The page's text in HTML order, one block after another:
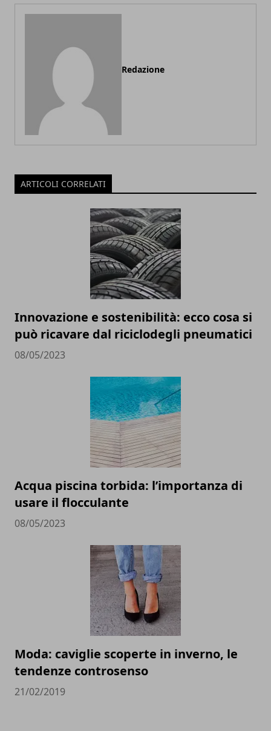
Redazione
ARTICOLI CORRELATI
Innovazione e sostenibilità: ecco cosa si
può ricavare dal riciclodegli pneumatici
08/05/2023
Acqua piscina torbida: l’importanza di
usare il flocculante
08/05/2023
Moda: caviglie scoperte in inverno, le
tendenze controsenso
21/02/2019